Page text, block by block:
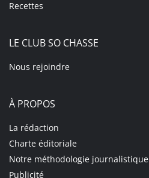
Recettes
LE CLUB SO CHASSE
Nous rejoindre
À PROPOS
La rédaction
Charte éditoriale
Notre méthodologie journalistique
Publicité